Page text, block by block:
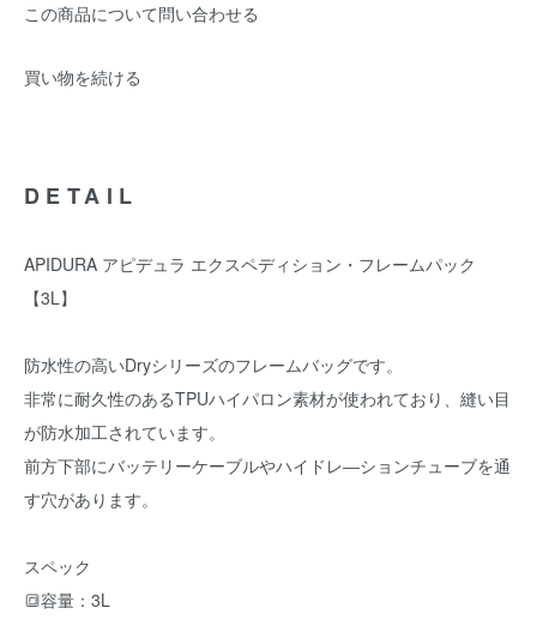
この商品について問い合わせる
買い物を続ける
DETAIL
APIDURA アピデュラ エクスペディション・フレームパック
【3L】
防水性の高いDryシリーズのフレームバッグです。
非常に耐久性のあるTPUハイパロン素材が使われており、縫い目
が防水加工されています。
前方下部にバッテリーケーブルやハイドレ―ションチューブを通
す穴があります。
スペック
🔳容量：3L